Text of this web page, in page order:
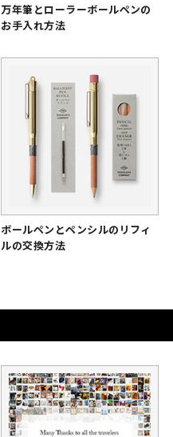
万年筆とローラーボールペンの
お手入れ方法
ボールペンとペンシルのリフィ
ルの交換方法